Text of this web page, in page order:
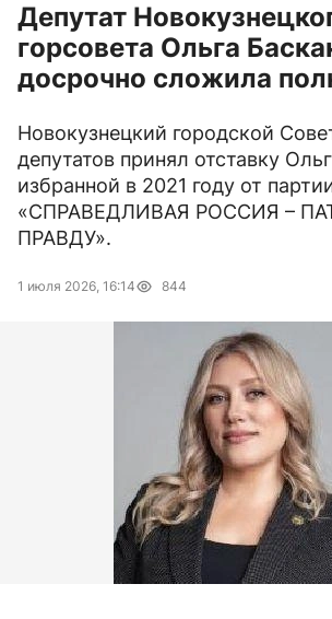
Депутат
горсовета Ольга
досрочно сложила
Новокузнецкий городской
депутатов принял отставку
избранной в 2021 году от
«СПРАВЕДЛИВАЯ РОССИЯ –
ПРАВДУ».
1 июля 2026, 16:14 844